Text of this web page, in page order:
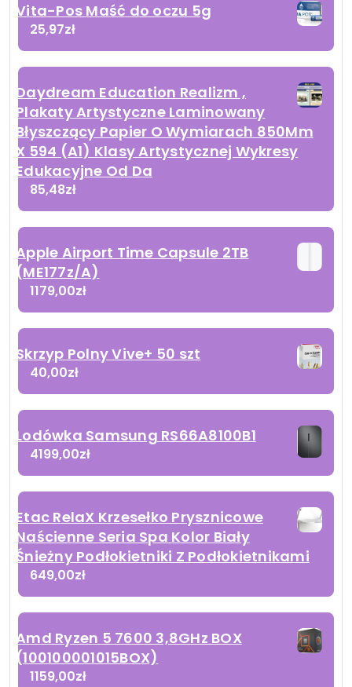
Vita-Pos Maść do oczu 5g
25,97zł
Daydream Education Realizm ,
Plakaty Artystyczne Laminowany
Błyszczący Papier O Wymiarach 850Mm
X 594 (A1) Klasy Artystycznej Wykresy
Edukacyjne Od Da
85,48zł
Apple Airport Time Capsule 2TB
(ME177z/A)
1179,00zł
Skrzyp Polny Vive+ 50 szt
40,00zł
Lodówka Samsung RS66A8100B1
4199,00zł
Etac RelaX Krzesełko Prysznicowe
Naścienne Seria Spa Kolor Biały
Śnieżny Podłokietniki Z Podłokietnikami
649,00zł
Amd Ryzen 5 7600 3,8GHz BOX
(100100001015BOX)
1159,00zł